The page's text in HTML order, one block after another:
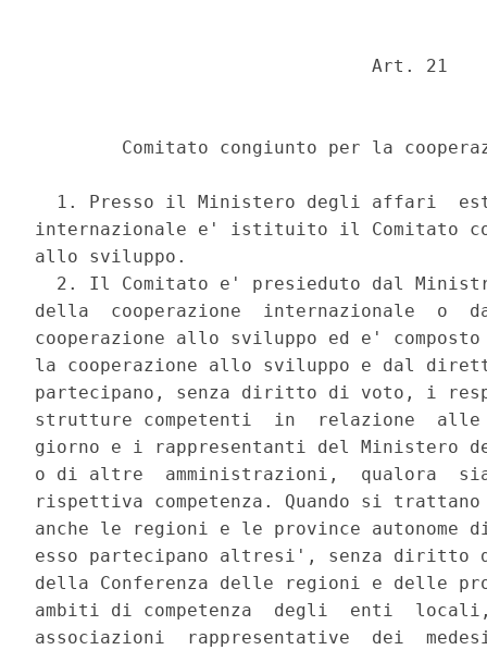
                               Art. 21
Comitato congiunto per la
1. Presso il Ministero degli affari
internazionale e' istituito il Comitato
allo sviluppo.
2. Il Comitato e' presieduto dal
della  cooperazione  internazionale  o
cooperazione allo sviluppo ed e'
la cooperazione allo sviluppo e dal
partecipano, senza diritto di voto, i
strutture competenti  in  relazione
giorno e i rappresentanti del Ministero
o di altre  amministrazioni,  qualora
rispettiva competenza. Quando si
anche le regioni e le province autonome
esso partecipano altresi', senza diritto
della Conferenza delle regioni e delle
ambiti di competenza  degli  enti
associazioni  rappresentative  dei